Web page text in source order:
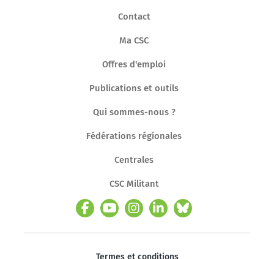
Contact
Ma CSC
Offres d'emploi
Publications et outils
Qui sommes-nous ?
Fédérations régionales
Centrales
CSC Militant
Termes et conditions